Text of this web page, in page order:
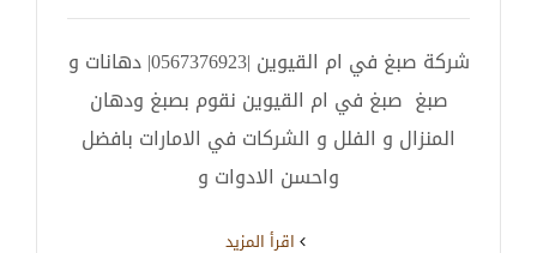
شركة صبغ في ام القيوين |0567376923| دهانات و
صبغ صبغ في ام القيوين نقوم بصبغ ودهان
المنزال و الفلل و الشركات في الامارات بافضل
واحسن الادوات و